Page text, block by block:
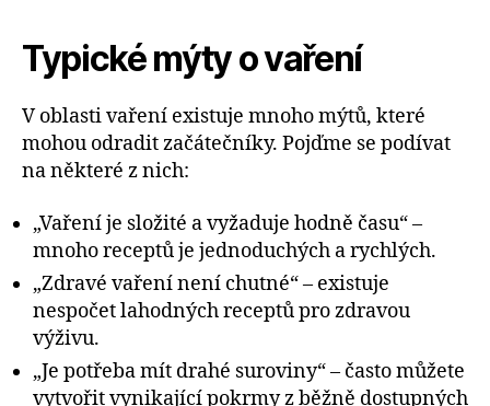
Typické mýty o vaření
V oblasti vaření existuje mnoho mýtů, které
mohou odradit začátečníky. Pojďme se podívat
na některé z nich:
„Vaření je složité a vyžaduje hodně času“ –
mnoho receptů je jednoduchých a rychlých.
„Zdravé vaření není chutné“ – existuje
nespočet lahodných receptů pro zdravou
výživu.
„Je potřeba mít drahé suroviny“ – často můžete
vytvořit vynikající pokrmy z běžně dostupných